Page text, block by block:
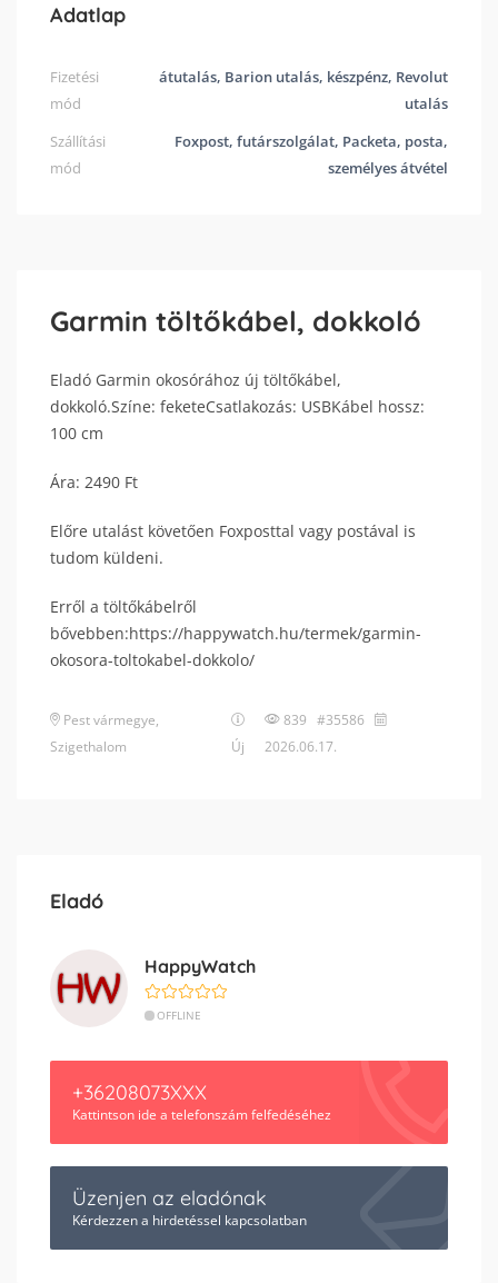
Adatlap
Fizetési
mód
átutalás, Barion utalás, készpénz, Revolut
utalás
Szállítási
mód
Foxpost, futárszolgálat, Packeta, posta,
személyes átvétel
Garmin töltőkábel, dokkoló
Eladó Garmin okosórához új töltőkábel,
dokkoló.Színe: feketeCsatlakozás: USBKábel hossz:
100 cm
Ára: 2490 Ft
Előre utalást követően Foxposttal vagy postával is
tudom küldeni.
Erről a töltőkábelről
bővebben:https://happywatch.hu/termek/garmin-
okosora-toltokabel-dokkolo/
Pest vármegye,
Szigethalom
Új
839 #35586
2026.06.17.
Eladó
HappyWatch
OFFLINE
+36208073XXX
Kattintson ide a telefonszám felfedéséhez
Üzenjen az eladónak
Kérdezzen a hirdetéssel kapcsolatban